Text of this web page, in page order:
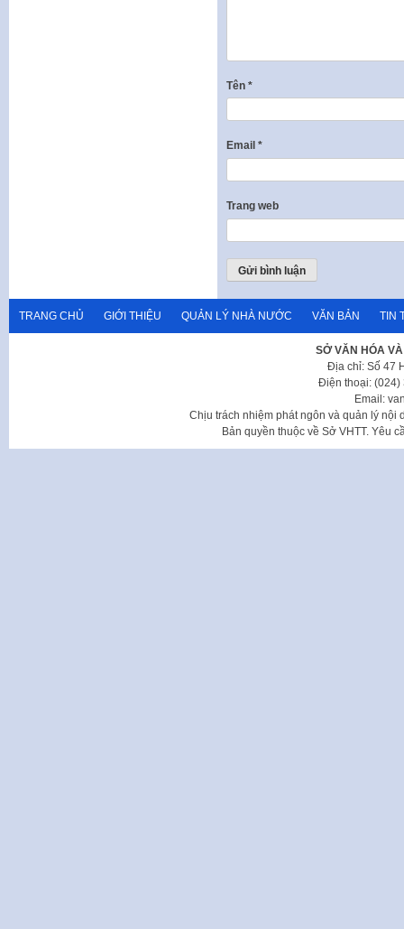
Tên *
Email *
Trang web
TRANG CHỦ GIỚI THIỆU QUẢN LÝ NHÀ NƯỚC VĂN BẢN TIN
SỞ VĂN HÓA
Địa chỉ: Số 47
Điện thoại: (024)
Email:
Chịu trách nhiệm phát ngôn và quản lý nội
Bản quyền thuộc về Sở VHTT. Yêu